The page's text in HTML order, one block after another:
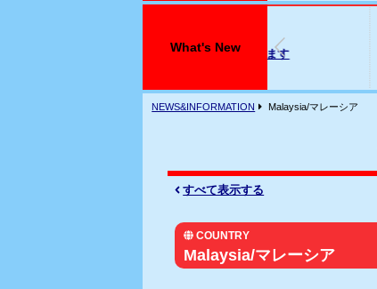
What's New
メリカビーバーが入荷しております
NEWS&INFORMATION Malaysia/マレーシア
すべて表示する
COUNTRY
Malaysia/マレーシア